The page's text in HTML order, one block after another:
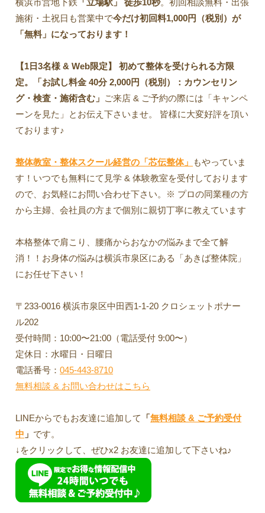
施術・土祝日も営業中で今だけ初回料1,000円（税別）が
「無料」になっております！
【1日3名様 & Web限定】 初めて整体を受けられる方限
定。「お試し料金 40分 2,000円（税別）：カウンセリン
グ・検査・施術含む」 ご来店 & ご予約の際には「キャンペ
ーンを見た」とお伝え下さいませ。 皆様に大変好評を頂い
ております♪
整体教室・整体スクール経営の「芯伝整体」
もやっていま
す！いつでも無料にて見学 & 体験教室を受付しております
ので、お気軽にお問い合わせ下さい。※ プロの同業種の方
から主婦、会社員の方まで個別に親切丁寧に教えています
本格整体で肩こり、腰痛からおなかの悩みまで全て解
消！！お身体の悩みは横浜市泉区にある「あきば整体院」
にお任せ下さい！
〒233-0016 横浜市泉区中田西1-1-20 クロシェットポナー
ル202
受付時間：10:00〜21:00（電話受付 9:00〜）
定休日：水曜日・日曜日
電話番号：045-443-8710
無料相談 & お問い合わせはこちら
LINEからでもお友達に追加して 「無料相談 & ご予約受付
中 」 です。
↓をクリックして、ぜひx2 お友達に追加して下さいね♪